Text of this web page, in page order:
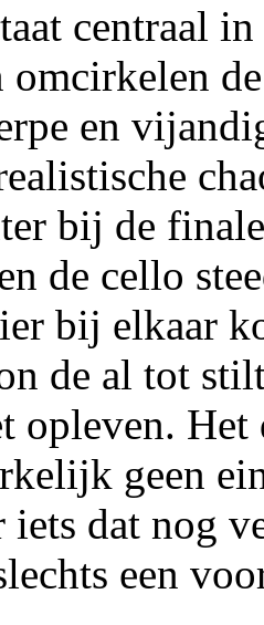
centraal
omcirkelen
en
bij de
de cello
bij elkaar
de al tot
opleven.
geen
iets dat nog
een